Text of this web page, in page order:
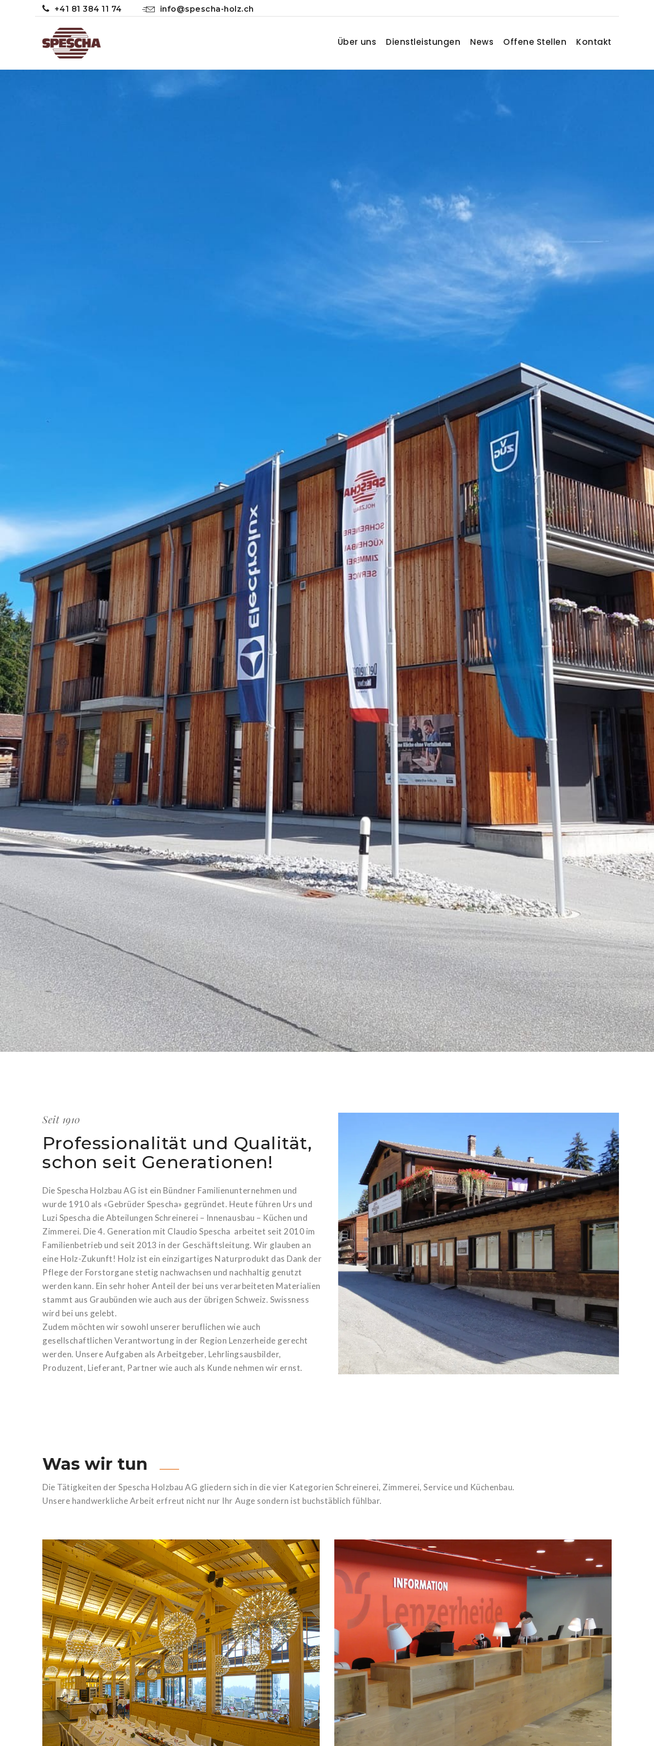
+41 81 384 11 74 info@spescha-holz.ch
Über uns Dienstleistungen News Offene Stellen Kontakt
Seit 1910
Professionalität und Qualität,
schon seit Generationen!
Die Spescha Holzbau AG ist ein Bündner Familienunternehmen und
wurde 1910 als «Gebrüder Spescha» gegründet. Heute führen Urs und
Luzi Spescha die Abteilungen Schreinerei – Innenausbau – Küchen und
Zimmerei. Die 4. Generation mit Claudio Spescha arbeitet seit 2010 im
Familienbetrieb und seit 2013 in der Geschäftsleitung. Wir glauben an
eine Holz-Zukunft! Holz ist ein einzigartiges Naturprodukt das Dank der
Pflege der Forstorgane stetig nachwachsen und nachhaltig genutzt
werden kann. Ein sehr hoher Anteil der bei uns verarbeiteten Materialien
stammt aus Graubünden wie auch aus der übrigen Schweiz. Swissness
wird bei uns gelebt.
Zudem möchten wir sowohl unserer beruflichen wie auch
gesellschaftlichen Verantwortung in der Region Lenzerheide gerecht
werden. Unsere Aufgaben als Arbeitgeber, Lehrlingsausbilder,
Produzent, Lieferant, Partner wie auch als Kunde nehmen wir ernst.
Was wir tun
Die Tätigkeiten der Spescha Holzbau AG gliedern sich in die vier Kategorien Schreinerei, Zimmerei, Service und Küchenbau.
Unsere handwerkliche Arbeit erfreut nicht nur Ihr Auge sondern ist buchstäblich fühlbar.